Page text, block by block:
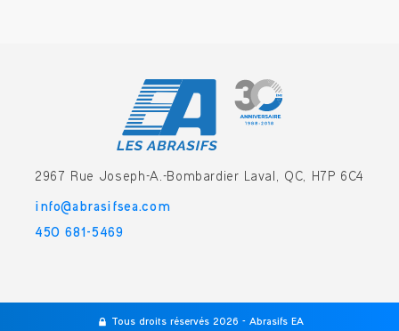
2967 Rue Joseph-A.-Bombardier Laval, QC, H7P 6C4
info@abrasifsea.com
450 681-5469
Tous droits réservés 2026 - Abrasifs EA